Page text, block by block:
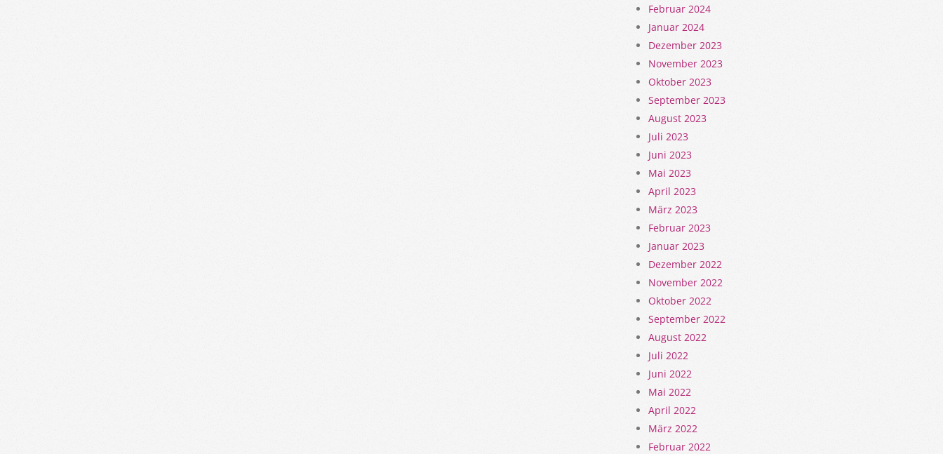
Februar 2024
Januar 2024
Dezember 2023
November 2023
Oktober 2023
September 2023
August 2023
Juli 2023
Juni 2023
Mai 2023
April 2023
März 2023
Februar 2023
Januar 2023
Dezember 2022
November 2022
Oktober 2022
September 2022
August 2022
Juli 2022
Juni 2022
Mai 2022
April 2022
März 2022
Februar 2022